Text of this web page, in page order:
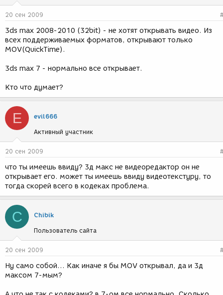
м
ы
д
а
и
я
20 сен 2009
3ds max 2008-2010 (32bit) - не хотят открывать видео. Из
всех поддерживаемых форматов, открывают только
MOV(QuickTime).
3ds max 7 - нормально все открывает.
Кто что думает?
E evil666
Активный участник
20 сен 2009
что ты имеешь ввиду? 3д макс не видеоредактор он не
открывает его. может ты имеешь ввиду видеотекстуру, то
тогда скорей всего в кодеках проблема.
C Chibik
Пользователь сайта
20 сен 2009
Ну само собой... Как иначе я бы MOV открывал, да и 3д
максом 7-мым?